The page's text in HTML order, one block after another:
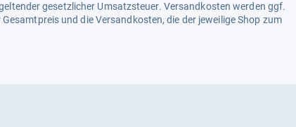
gesetzlicher Umsatzsteuer. Versandkosten werden ggf.
und die Versandkosten, die der jeweilige Shop zum